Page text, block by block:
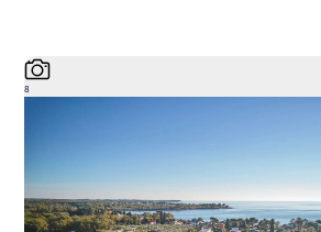
8